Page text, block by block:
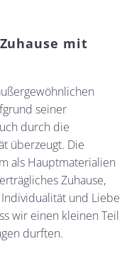
mit
seiner
durch die
überzeugt. Die
als Hauptmaterialien
Zuhause,
und Liebe
wir einen kleinen Teil
durften.